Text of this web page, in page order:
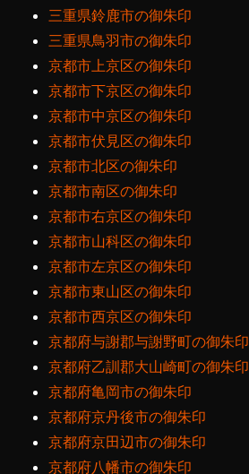
三重県鈴鹿市の御朱印
三重県鳥羽市の御朱印
京都市上京区の御朱印
京都市下京区の御朱印
京都市中京区の御朱印
京都市伏見区の御朱印
京都市北区の御朱印
京都市南区の御朱印
京都市右京区の御朱印
京都市山科区の御朱印
京都市左京区の御朱印
京都市東山区の御朱印
京都市西京区の御朱印
京都府与謝郡与謝野町の御朱印
京都府乙訓郡大山崎町の御朱印
京都府亀岡市の御朱印
京都府京丹後市の御朱印
京都府京田辺市の御朱印
京都府八幡市の御朱印